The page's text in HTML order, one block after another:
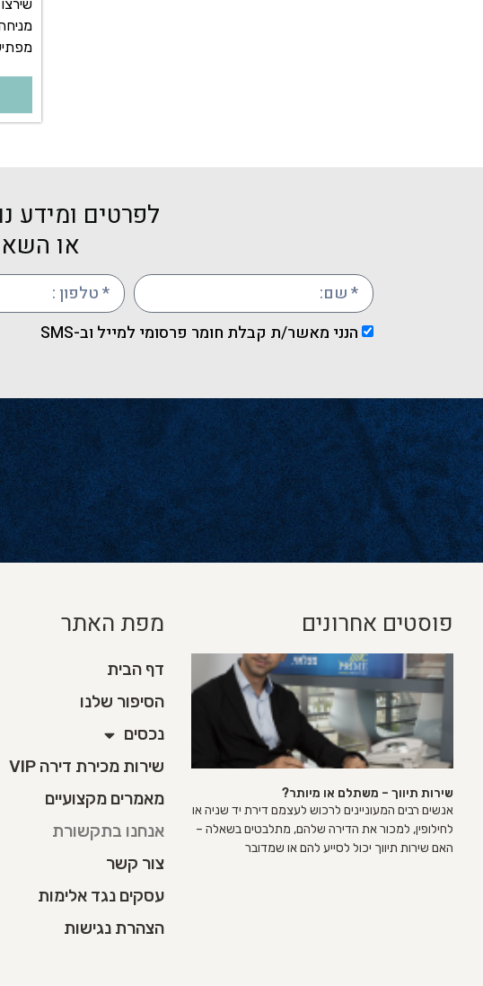
לפרטים ומידע
או
הנני מאשר/ת קבלת חומר פרסומי למייל וב-SMS
פוסטים אחרונים
שירות תיווך – משתלם או מיותר?
אנשים רבים המעוניינים לרכוש לעצמם דירת יד שניה או
לחילופין, למכור את הדירה שלהם, מתלבטים בשאלה –
האם שירות תיווך יכול לסייע להם או שמדובר
מפת האתר
דף הבית
הסיפור שלנו
נכסים
שירות מכירת דירה VIP
מאמרים מקצועיים
אנחנו בתקשורת
צור קשר
עסקים נגד אלימות
הצהרת נגישות